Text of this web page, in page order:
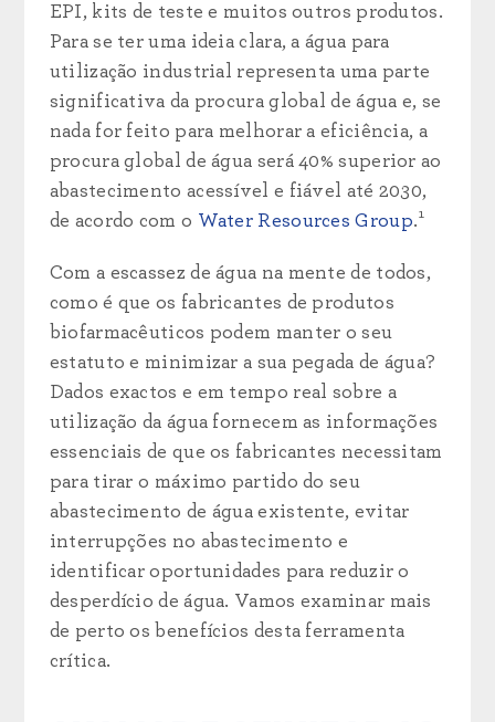
EPI, kits de teste e muitos outros produtos.
Para se ter uma ideia clara, a água para
utilização industrial representa uma parte
significativa da procura global de água e, se
nada for feito para melhorar a eficiência, a
procura global de água será 40% superior ao
abastecimento acessível e fiável até 2030,
de acordo com o Water Resources Group.¹
Com a escassez de água na mente de todos,
como é que os fabricantes de produtos
biofarmacêuticos podem manter o seu
estatuto e minimizar a sua pegada de água?
Dados exactos e em tempo real sobre a
utilização da água fornecem as informações
essenciais de que os fabricantes necessitam
para tirar o máximo partido do seu
abastecimento de água existente, evitar
interrupções no abastecimento e
identificar oportunidades para reduzir o
desperdício de água. Vamos examinar mais
de perto os benefícios desta ferramenta
crítica.